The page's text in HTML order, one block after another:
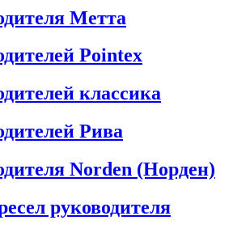
Метта
Pointex
классика
Рива
Norden (Норден)
руководителя